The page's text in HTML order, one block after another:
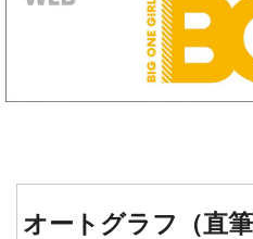
オートグラフ（直